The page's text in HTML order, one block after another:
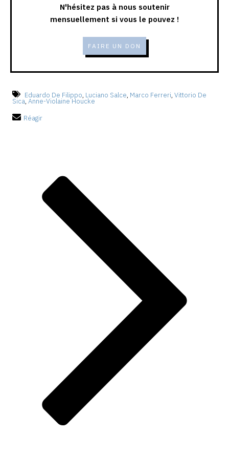
N'hésitez pas à nous soutenir
mensuellement si vous le pouvez !
FAIRE UN DON
Eduardo De Filippo, Luciano Salce, Marco Ferreri, Vittorio De
Sica, Anne-Violaine Houcke
Réagir